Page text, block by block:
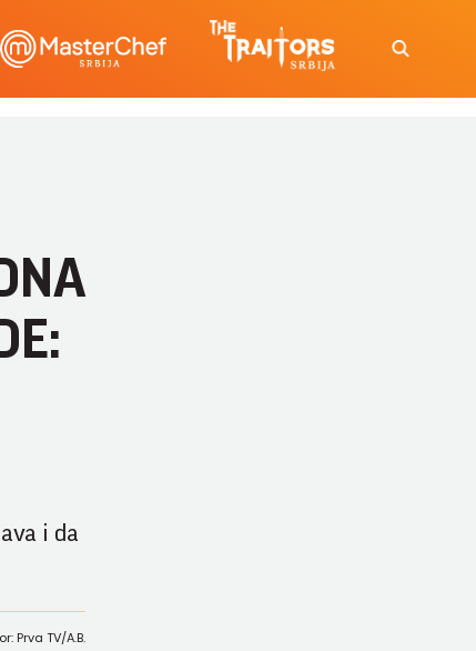
i da
Prva TV/A.B.